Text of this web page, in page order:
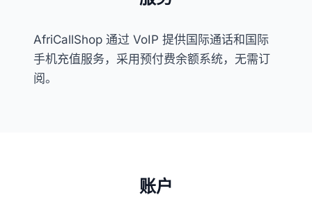
AfriCallShop 通过 VoIP 提供国际通话和国际
手机充值服务，采用预付费余额系统，无需订
阅。
账户